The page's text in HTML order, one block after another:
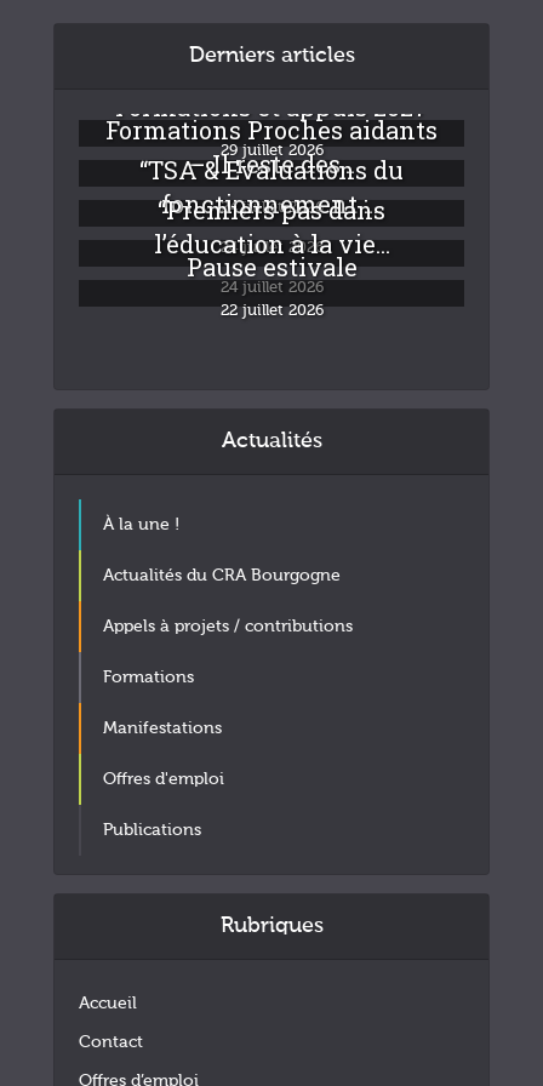
Derniers articles
Formations et appuis 2027
29 juillet 2026
Formations Proches aidants
– Il reste des...
24 juillet 2026
“TSA & Evaluations du
fonctionnement :...
24 juillet 2026
“Premiers pas dans
l’éducation à la vie...
24 juillet 2026
Pause estivale
22 juillet 2026
Actualités
À la une !
Actualités du CRA Bourgogne
Appels à projets / contributions
Formations
Manifestations
Offres d'emploi
Publications
Rubriques
Accueil
Contact
Offres d’emploi